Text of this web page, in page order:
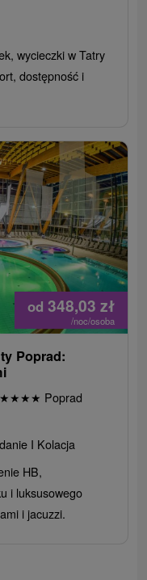
wycieczki w Tatry
dostępność i
od 348,03 zł
/noc/osoba
Poprad:
★★★★ Poprad
I Kolacja
HB,
i luksusowego
i jacuzzi.